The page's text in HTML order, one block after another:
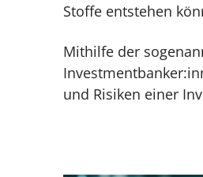
Stoffe entstehen
Mithilfe der
und Risiken einer